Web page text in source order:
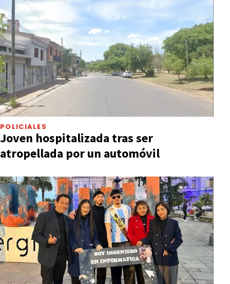
POLICIALES
Joven hospitalizada tras ser
atropellada por un automóvil